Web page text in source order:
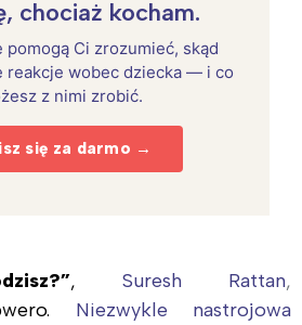
chociaż kocham.
pomogą Ci zrozumieć, skąd
reakcje wobec dziecka — i co
z nimi zrobić.
się za darmo →
, Suresh Rattan,
Niezwykle nastrojowa